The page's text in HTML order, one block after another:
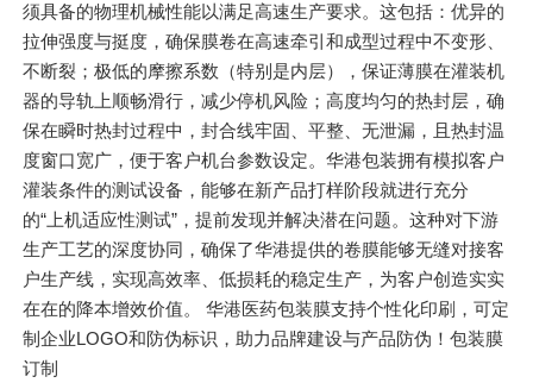
须具备的物理机械性能以满足高速生产要求。这包括：优异的
拉伸强度与挺度，确保膜卷在高速牵引和成型过程中不变形、
不断裂；极低的摩擦系数（特别是内层），保证薄膜在灌装机
器的导轨上顺畅滑行，减少停机风险；高度均匀的热封层，确
保在瞬时热封过程中，封合线牢固、平整、无泄漏，且热封温
度窗口宽广，便于客户机台参数设定。华港包装拥有模拟客户
灌装条件的测试设备，能够在新产品打样阶段就进行充分
的“上机适应性测试”，提前发现并解决潜在问题。这种对下游
生产工艺的深度协同，确保了华港提供的卷膜能够无缝对接客
户生产线，实现高效率、低损耗的稳定生产，为客户创造实实
在在的降本增效价值。 华港医药包装膜支持个性化印刷，可定
制企业LOGO和防伪标识，助力品牌建设与产品防伪！包装膜
订制